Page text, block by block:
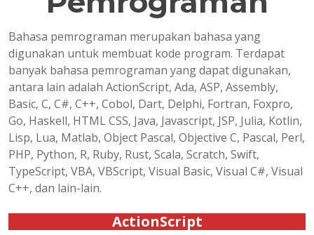
Bahasa pemrograman merupakan bahasa yang
digunakan untuk membuat kode program. Terdapat
banyak bahasa pemrograman yang dapat digunakan,
antara lain adalah ActionScript, Ada, ASP, Assembly,
Basic, C, C#, C++, Cobol, Dart, Delphi, Fortran, Foxpro,
Go, Haskell, HTML CSS, Java, Javascript, JSP, Julia, Kotlin,
Lisp, Lua, Matlab, Object Pascal, Objective C, Pascal, Perl,
PHP, Python, R, Ruby, Rust, Scala, Scratch, Swift,
TypeScript, VBA, VBScript, Visual Basic, Visual C#, Visual
C++, dan lain-lain.
ActionScript